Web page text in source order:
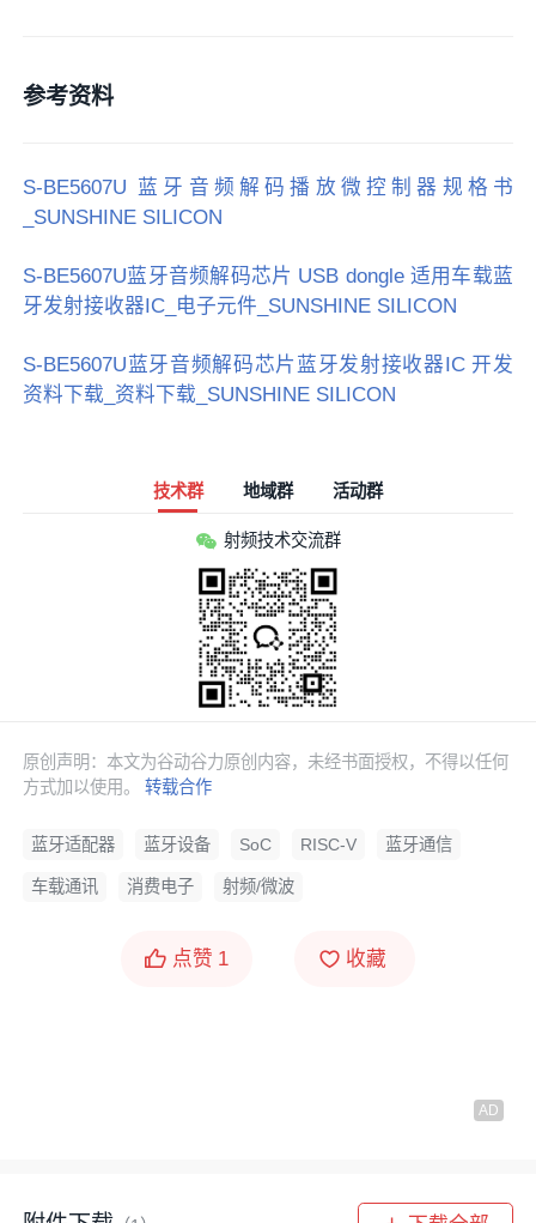
参考资料
S-BE5607U 蓝牙音频解码播放微控制器规格书
_SUNSHINE SILICON
S-BE5607U蓝牙音频解码芯片 USB dongle 适用车载蓝
牙发射接收器IC_电子元件_SUNSHINE SILICON
S-BE5607U蓝牙音频解码芯片蓝牙发射接收器IC 开发
资料下载_资料下载_SUNSHINE SILICON
技术群 地域群 活动群
射频技术交流群
原创声明：本文为谷动谷力原创内容，未经书面授权，不得以任何
方式加以使用。转载合作
蓝牙适配器 蓝牙设备 SoC RISC-V 蓝牙通信
车载通讯 消费电子 射频/微波
点赞 1 收藏